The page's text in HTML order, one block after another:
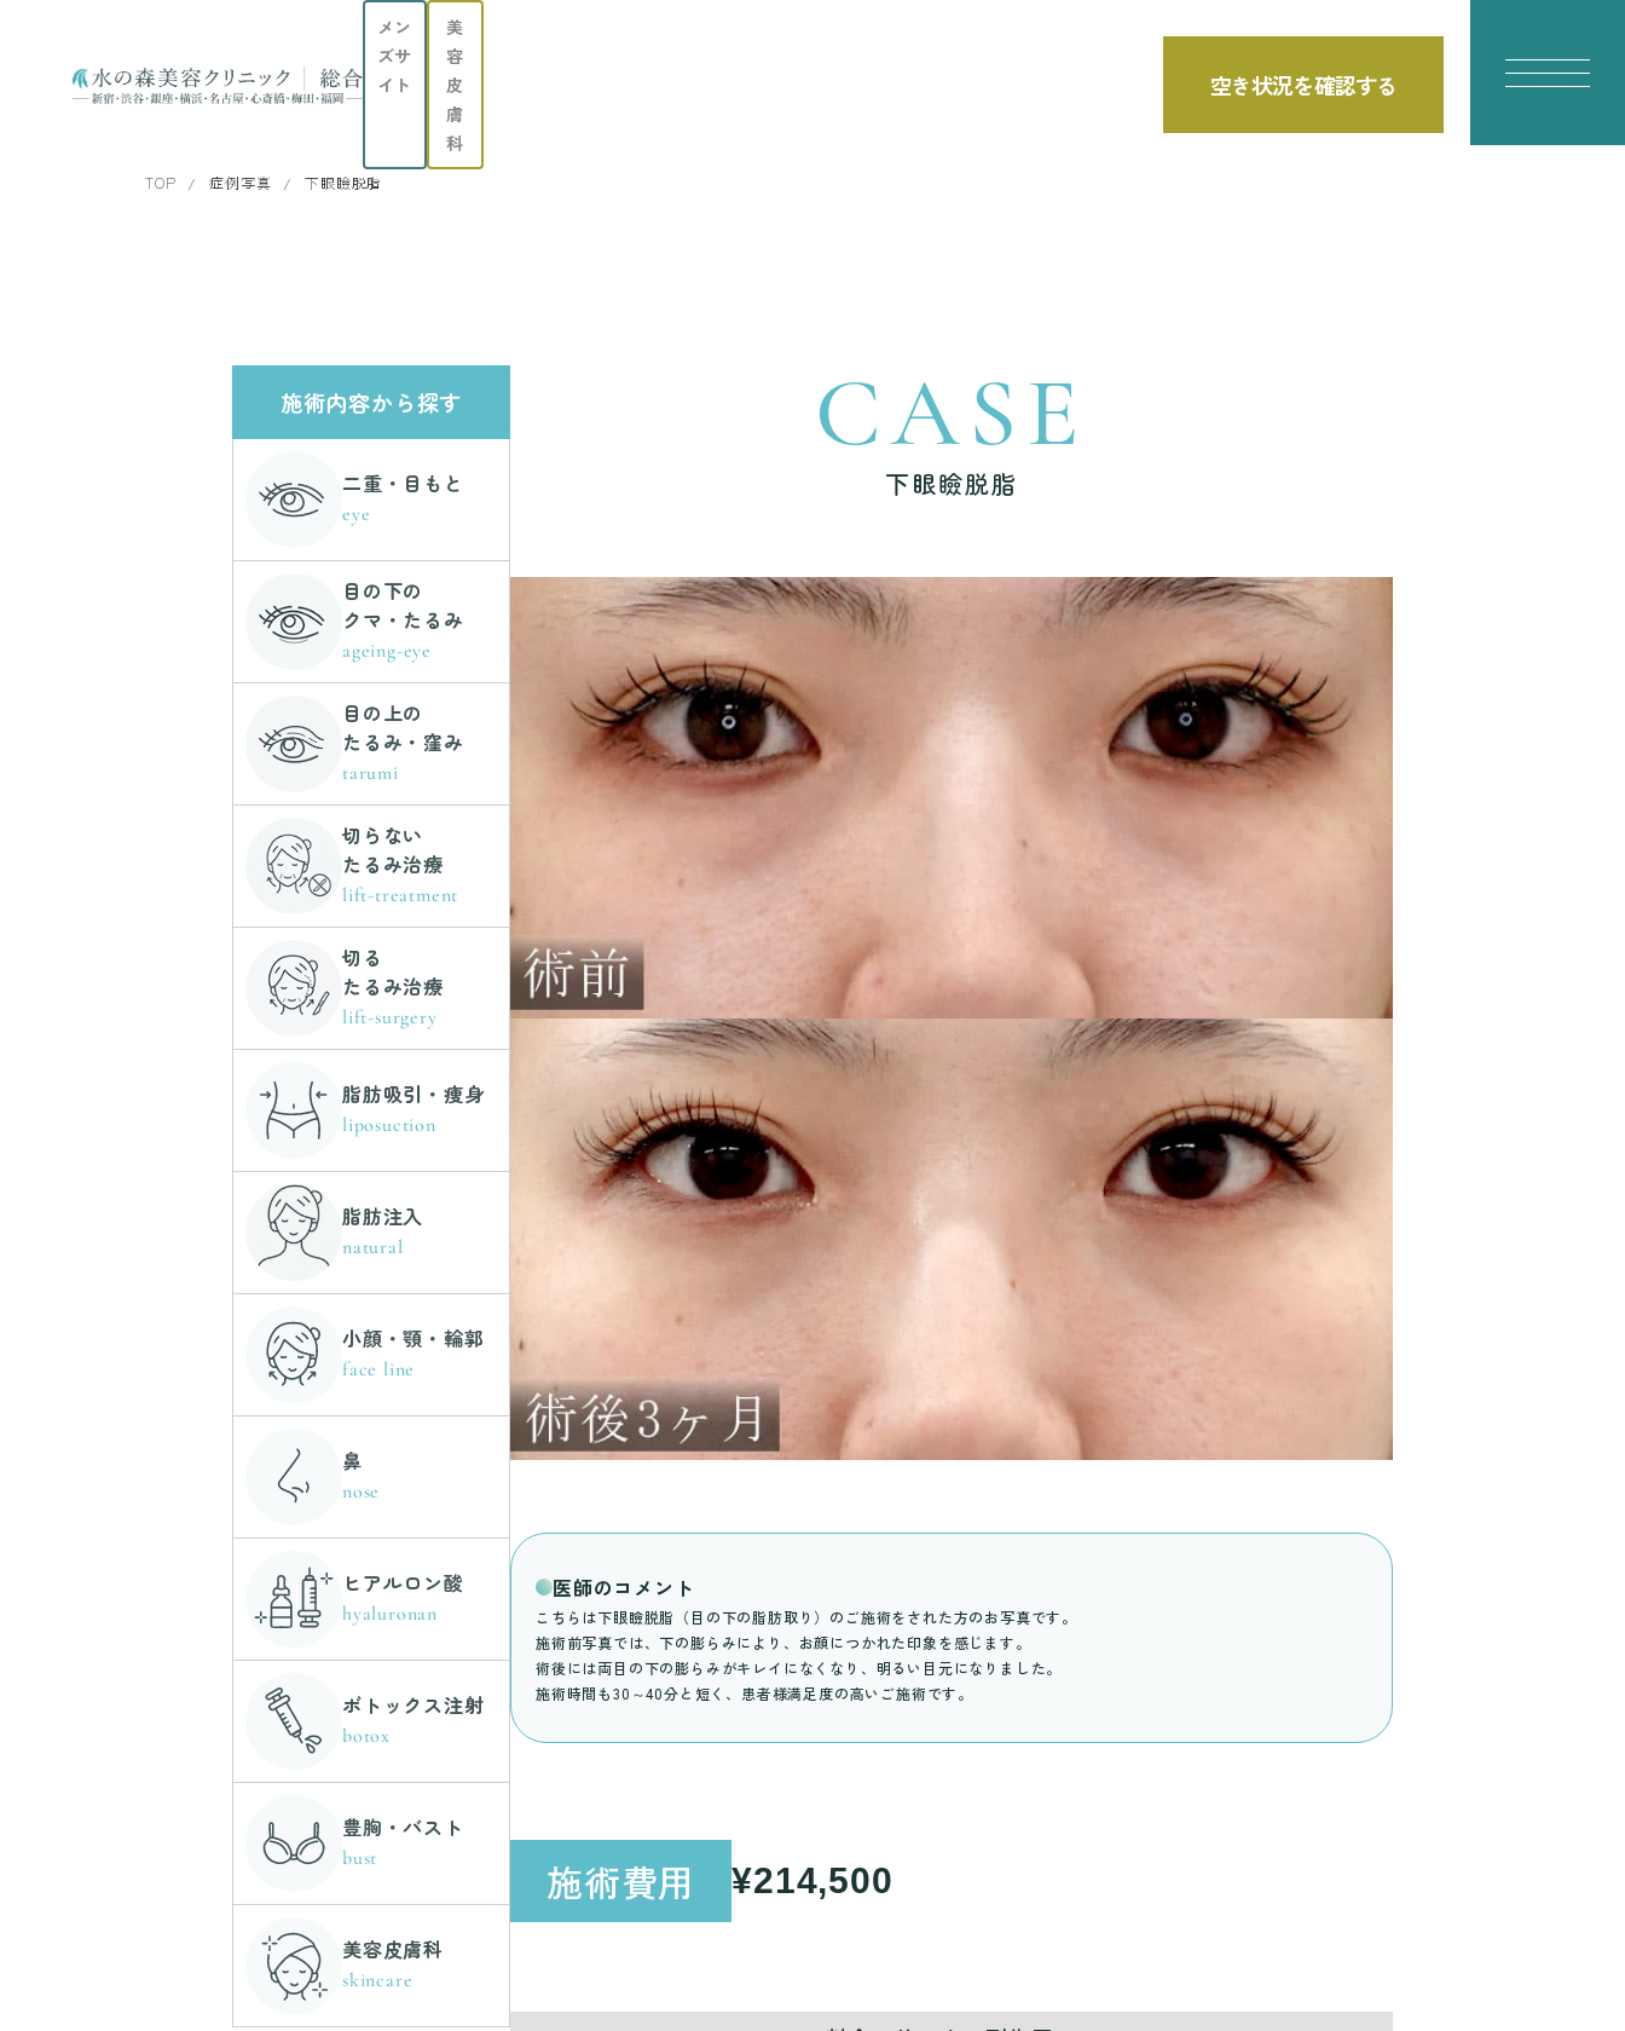
メン
ズサ
イト
美
容
皮
膚
科
空き状況を確認する
TOP 症例写真 下眼瞼脱脂
CASE
下眼瞼脱脂
医師のコメント
こちらは下眼瞼脱脂（目の下の脂肪取り）のご施術をされた方のお写真です。
施術前写真では、下の膨らみにより、お顔につかれた印象を感じます。
術後には両目の下の膨らみがキレイになくなり、明るい目元になりました。
施術時間も30～40分と短く、患者様満足度の高いご施術です。
施術費用 ¥214,500
施術内容から探す
二重・目もと
eye
目の下の
クマ・たるみ
ageing-eye
目の上の
たるみ・窪み
tarumi
切らない
たるみ治療
lift-treatment
切る
たるみ治療
lift-surgery
脂肪吸引・痩身
liposuction
脂肪注入
natural
小顔・顎・輪郭
face line
鼻
nose
ヒアルロン酸
hyaluronan
ボトックス注射
botox
豊胸・バスト
bust
美容皮膚科
skincare